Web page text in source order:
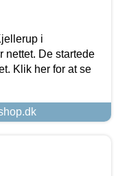
i
nettet. De startede
Klik her for at se